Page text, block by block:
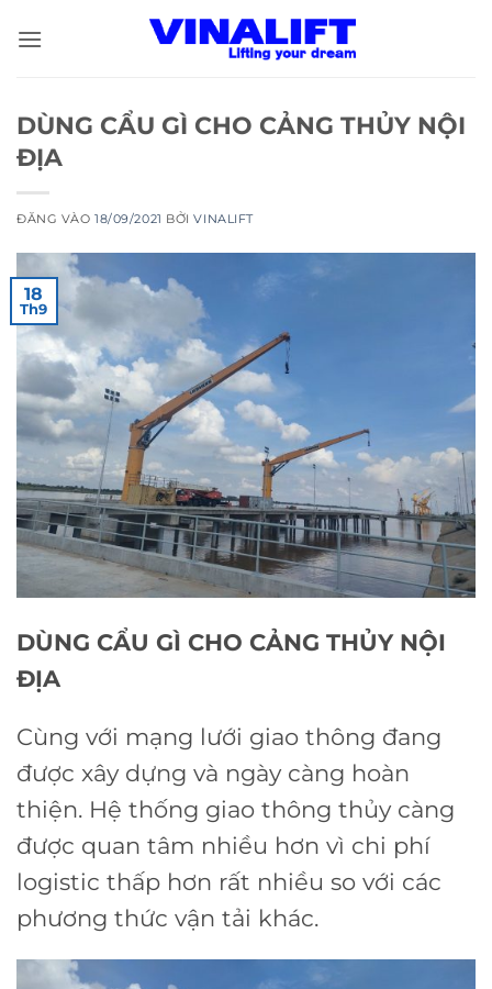
qua
DÙNG CẨU GÌ CHO CẢNG THỦY NỘI
ĐỊA
ĐĂNG VÀO18/09/2021 BỞIVINALIFT
18
Th9
DÙNG CẨU GÌ CHO CẢNG THỦY NỘI
ĐỊA
Cùng với mạng lưới giao thông đang
được xây dựng và ngày càng hoàn
thiện. Hệ thống giao thông thủy càng
được quan tâm nhiều hơn vì chi phí
logistic thấp hơn rất nhiều so với các
phương thức vận tải khác.